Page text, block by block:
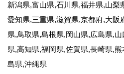
新潟県,富山県,石川県,福井県,山梨
愛知県,三重県,滋賀県,京都府,大阪
県,鳥取県,島根県,岡山県,広島県,
県,高知県,福岡県,佐賀県,長崎県,
島県,沖縄県